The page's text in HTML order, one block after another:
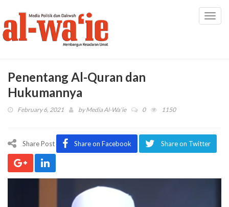
Penentang Al-Quran dan
Hukumannya
February 6, 2021 byMedia Al-Wa'ie 0 1150
Share Post Share on Facebook Share on Twitter